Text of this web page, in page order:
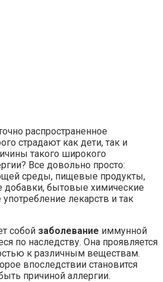
распространенное
страдают как дети, так и
такого широкого
Все довольно просто:
среды, пищевые продукты,
бытовые химические
лекарств и так
собой заболевание иммунной
по наследству. Она проявляется
к различным веществам.
впоследствии становится
причиной аллергии.